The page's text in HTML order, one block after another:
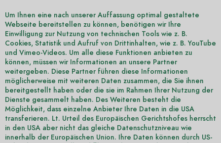
Um Ihnen eine nach unserer Auffassung optimal gestaltete
Webseite bereitstellen zu können, benötigen wir Ihre
Einwilligung zur Nutzung von technischen Tools wie z. B.
Cookies, Statistik und Aufruf von Drittinhalten, wie z. B. YouTube
und Vimeo-Videos. Um alle diese Funktionen anbieten zu
können, müssen wir Informationen an unsere Partner
weitergeben. Diese Partner führen diese Informationen
möglicherweise mit weiteren Daten zusammen, die Sie ihnen
bereitgestellt haben oder die sie im Rahmen Ihrer Nutzung der
Dienste gesammelt haben. Des Weiteren besteht die
Möglichkeit, dass einzelne Anbieter Ihre Daten in die USA
transferieren. Lt. Urteil des Europäischen Gerichtshofes herrscht
in den USA aber nicht das gleiche Datenschutzniveau wie
innerhalb der Europäischen Union. Ihre Daten können durch US-